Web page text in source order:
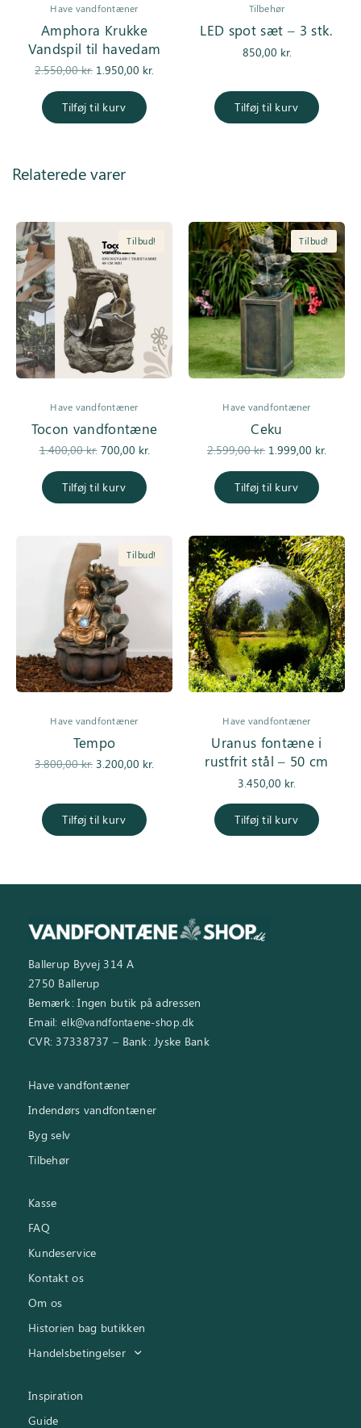
Have vandfontæner
Amphora Krukke
Vandspil til havedam
2.550,00kr.
Den
pris var:
2.550,00 kr..
1.950,00 kr.
Tilføj til kurv
Tilbehør
LED spot sæt – 3 stk.
850,00 kr.
Tilføj til kurv
Relaterede varer
Tilbud!
Have vandfontæner
Tocon vandfontæne
1.400,00kr.
Den
pris var:
1.400,00 kr..
700,00 kr.
Tilføj til kurv
Tilbud!
Have vandfontæner
Ceku
2.599,00kr.
Den
pris var:
2.599,00 kr..
1.999,00 kr.
Tilføj til kurv
Tilbud!
Have vandfontæner
Tempo
3.800,00kr.
Den
3.800,00 kr..
3.200,00 kr.
Tilføj til kurv
Have vandfontæner
Uranus fontæne i
rustfrit stål – 50 cm
3.450,00 kr.
Tilføj til kurv
Ballerup Byvej 314 A
2750 Ballerup
Bemærk: Ingen butik på adressen
Email: elk@vandfontaene-shop.dk
CVR: 37338737 – Bank: Jyske Bank
Have vandfontæner
Indendørs vandfontæner
Byg selv
Tilbehør
Kasse
FAQ
Kundeservice
Kontakt os
Om os
Historien bag butikken
Handelsbetingelser
Inspiration
Guide